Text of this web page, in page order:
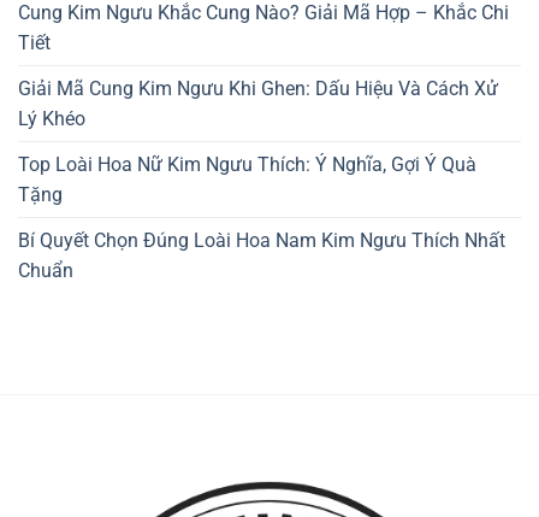
Cung Kim Ngưu Khắc Cung Nào? Giải Mã Hợp – Khắc Chi
Tiết
Giải Mã Cung Kim Ngưu Khi Ghen: Dấu Hiệu Và Cách Xử
Lý Khéo
Top Loài Hoa Nữ Kim Ngưu Thích: Ý Nghĩa, Gợi Ý Quà
Tặng
Bí Quyết Chọn Đúng Loài Hoa Nam Kim Ngưu Thích Nhất
Chuẩn